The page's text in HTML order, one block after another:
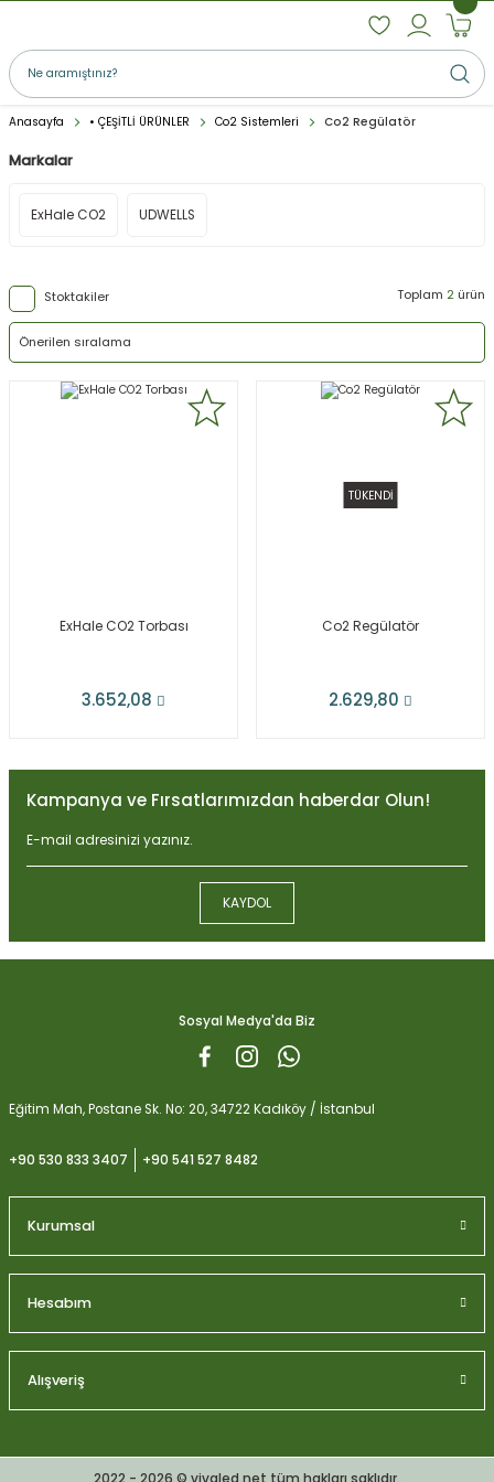
Anasayfa • ÇEŞİTLİ ÜRÜNLER Co2 Sistemleri Co2 Regülatör
Markalar
ExHale CO2 UDWELLS
Stoktakiler Toplam 2 ürün
ExHale CO2 Torbası
3.652,08
TÜKENDİ
Co2 Regülatör
2.629,80
Kampanya ve Fırsatlarımızdan haberdar Olun!
KAYDOL
Sosyal Medya'da Biz
Eğitim Mah, Postane Sk. No: 20, 34722 Kadıköy / İstanbul
+90 530 833 3407 +90 541 527 8482
Kurumsal
Hesabım
Alışveriş